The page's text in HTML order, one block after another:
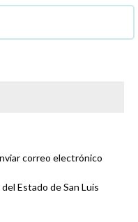
correo electrónico
Estado de San Luis